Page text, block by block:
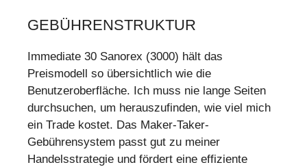
GEBÜHRENSTRUKTUR
Immediate 30 Sanorex (3000) hält das
Preismodell so übersichtlich wie die
Benutzeroberfläche. Ich muss nie lange Seiten
durchsuchen, um herauszufinden, wie viel mich
ein Trade kostet. Das Maker-Taker-
Gebührensystem passt gut zu meiner
Handelsstrategie und fördert eine effiziente